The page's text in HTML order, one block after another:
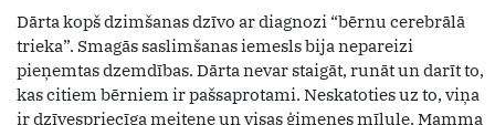
Dārta kopš dzimšanas dzīvo ar diagnozi “bērnu cerebrālā
trieka”. Smagās saslimšanas iemesls bija nepareizi
pieņemtas dzemdības. Dārta nevar staigāt, runāt un darīt to,
kas citiem bērniem ir pašsaprotami. Neskatoties uz to, viņa
ir dzīvespriecīga meitene un visas ģimenes mīlule. Mamma